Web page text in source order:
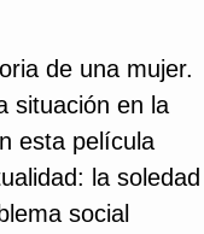
de una mujer.
situación en la
esta película
la soledad
social